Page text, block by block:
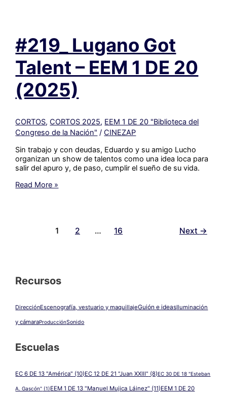
DE
20
(2025)
#219_ Lugano Got
Talent – EEM 1 DE 20
(2025)
CORTOS,CORTOS 2025, EEM 1 DE 20 "Biblioteca del
Congreso de la Nación" /CINEZAP
Sin trabajo y con deudas, Eduardo y su amigo Lucho
organizan un show de talentos como una idea loca para
salir del apuro y, de paso, cumplir el sueño de su vida.
#219_
Read More »
1 2 … 16 Next →
Recursos
DirecciónEscenografía, vestuario y maquillajeGuión e ideasIluminación
y cámaraProducciónSonido
Escuelas
EC 6 DE 13 "América" (10)EC 12 DE 21 "Juan XXIII" (8)EC 30 DE 18 "Esteban
A. Gascón" (1)EEM 1 DE 13 "Manuel Mujica Láinez" (11)EEM 1 DE 20